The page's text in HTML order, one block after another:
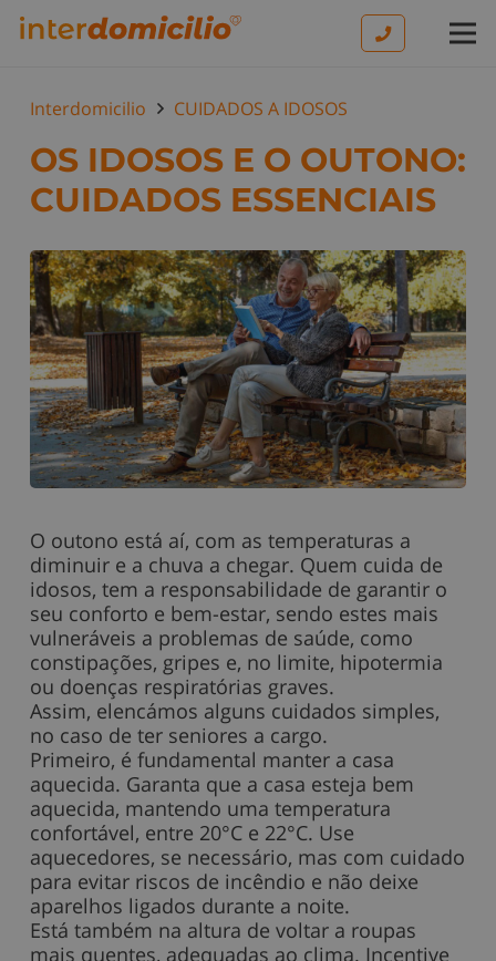
Interdomicilio CUIDADOS A IDOSOS
OS IDOSOS E O OUTONO:
CUIDADOS ESSENCIAIS
O outono está aí, com as temperaturas a
diminuir e a chuva a chegar. Quem cuida de
idosos, tem a responsabilidade de garantir o
seu conforto e bem-estar, sendo estes mais
vulneráveis a problemas de saúde, como
constipações, gripes e, no limite, hipotermia
ou doenças respiratórias graves.
Assim, elencámos alguns cuidados simples,
no caso de ter seniores a cargo.
Primeiro, é fundamental manter a casa
aquecida. Garanta que a casa esteja bem
aquecida, mantendo uma temperatura
confortável, entre 20°C e 22°C. Use
aquecedores, se necessário, mas com cuidado
para evitar riscos de incêndio e não deixe
aparelhos ligados durante a noite.
Está também na altura de voltar a roupas
mais quentes, adequadas ao clima. Incentive